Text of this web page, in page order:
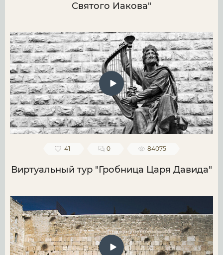
Святого Иакова"
41 0 84075
Виртуальный тур "Гробница Царя Давида"